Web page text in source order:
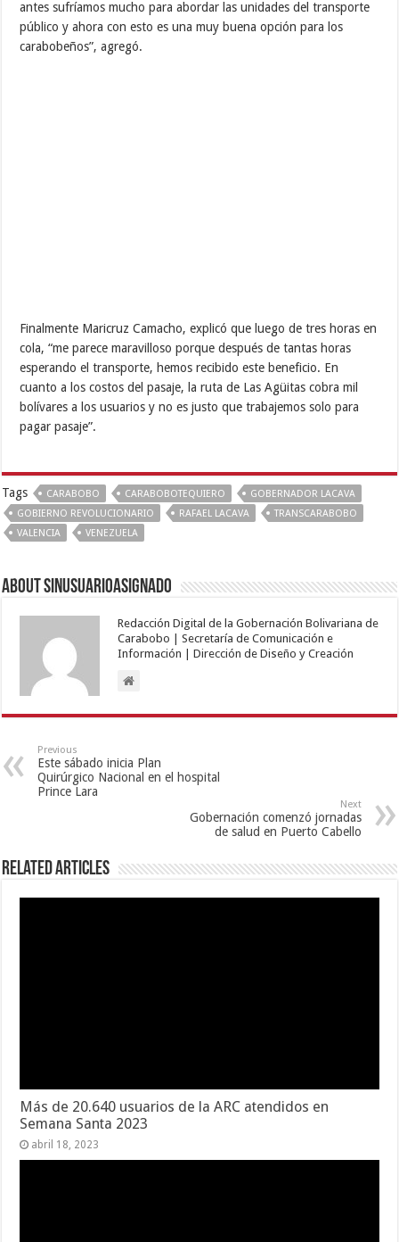
antes sufríamos mucho para abordar las unidades del transporte
público y ahora con esto es una muy buena opción para los
carabobeños”, agregó.
Finalmente Maricruz Camacho, explicó que luego de tres horas en
cola, “me parece maravilloso porque después de tantas horas
esperando el transporte, hemos recibido este beneficio. En
cuanto a los costos del pasaje, la ruta de Las Agüitas cobra mil
bolívares a los usuarios y no es justo que trabajemos solo para
pagar pasaje”.
Tags CARABOBO CARABOBOTEQUIERO
GOBERNADOR LACAVA
GOBIERNO REVOLUCIONARIO
RAFAEL LACAVA
TRANSCARABOBO
VALENCIA
VENEZUELA
About sinusuarioasignado
Redacción Digital de la Gobernación Bolivariana de
Carabobo | Secretaría de Comunicación e
Información | Dirección de Diseño y Creación
Previous
Este sábado inicia Plan
Quirúrgico Nacional en el hospital
Prince Lara
Next
Gobernación comenzó jornadas
de salud en Puerto Cabello
Related Articles
Más de 20.640 usuarios de la ARC atendidos en
Semana Santa 2023
abril 18, 2023